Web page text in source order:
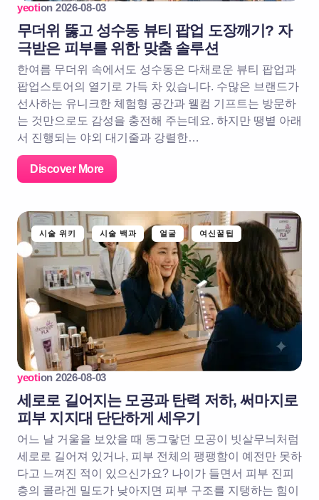
yeotion 2026-08-03
무더위 뚫고 성수동 뷰티 팝업 도장깨기? 자
극받은 피부를 위한 맞춤 솔루션
한여름 무더위 속에서도 성수동은 다채로운 뷰티 팝업과
팝업스토어의 열기로 가득 차 있습니다. 수많은 브랜드가
선사하는 유니크한 체험형 공간과 웰컴 기프트는 방문하
는 것만으로도 감성을 충전해 주는데요. 하지만 땡볕 아래
서 진행되는 야외 대기줄과 강렬한…
Discover More
시술 위키 시술 백과 얼굴 여신꿀팁
yeotion 2026-08-03
세로로 길어지는 모공과 탄력 저하, 써마지로
피부 지지대 단단하게 세우기
어느 날 거울을 보았을 때 동그랗던 모공이 빗살무늬처럼
세로로 길어져 있거나, 피부 전체의 팽팽함이 예전만 못하
다고 느껴진 적이 있으신가요? 나이가 들면서 피부 진피
층의 콜라겐 밀도가 낮아지면 피부 구조를 지탱하는 힘이